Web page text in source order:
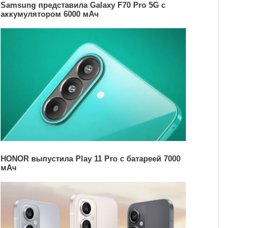
Samsung представила Galaxy F70 Pro 5G с
аккумулятором 6000 мАч
HONOR выпустила Play 11 Pro с батареей 7000
мАч